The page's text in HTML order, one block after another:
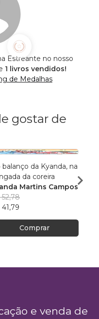
Estreante no nosso
1 livros vendidos!
de Medalhas
gostar de
balanço da Kyanda, na
da coreira
Martins Campos
52,78
41,79
Comprar
R$
e venda de